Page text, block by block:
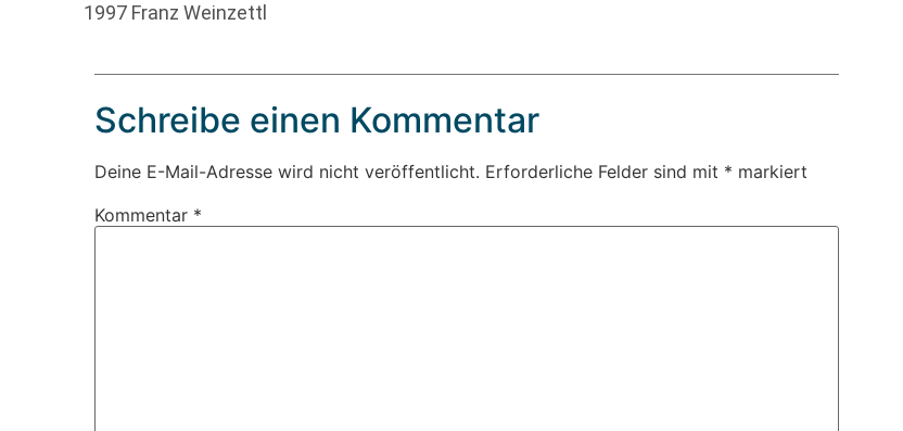
1997 Franz Weinzettl
Schreibe einen Kommentar
Deine E-Mail-Adresse wird nicht veröffentlicht. Erforderliche Felder sind mit * markiert
Kommentar *